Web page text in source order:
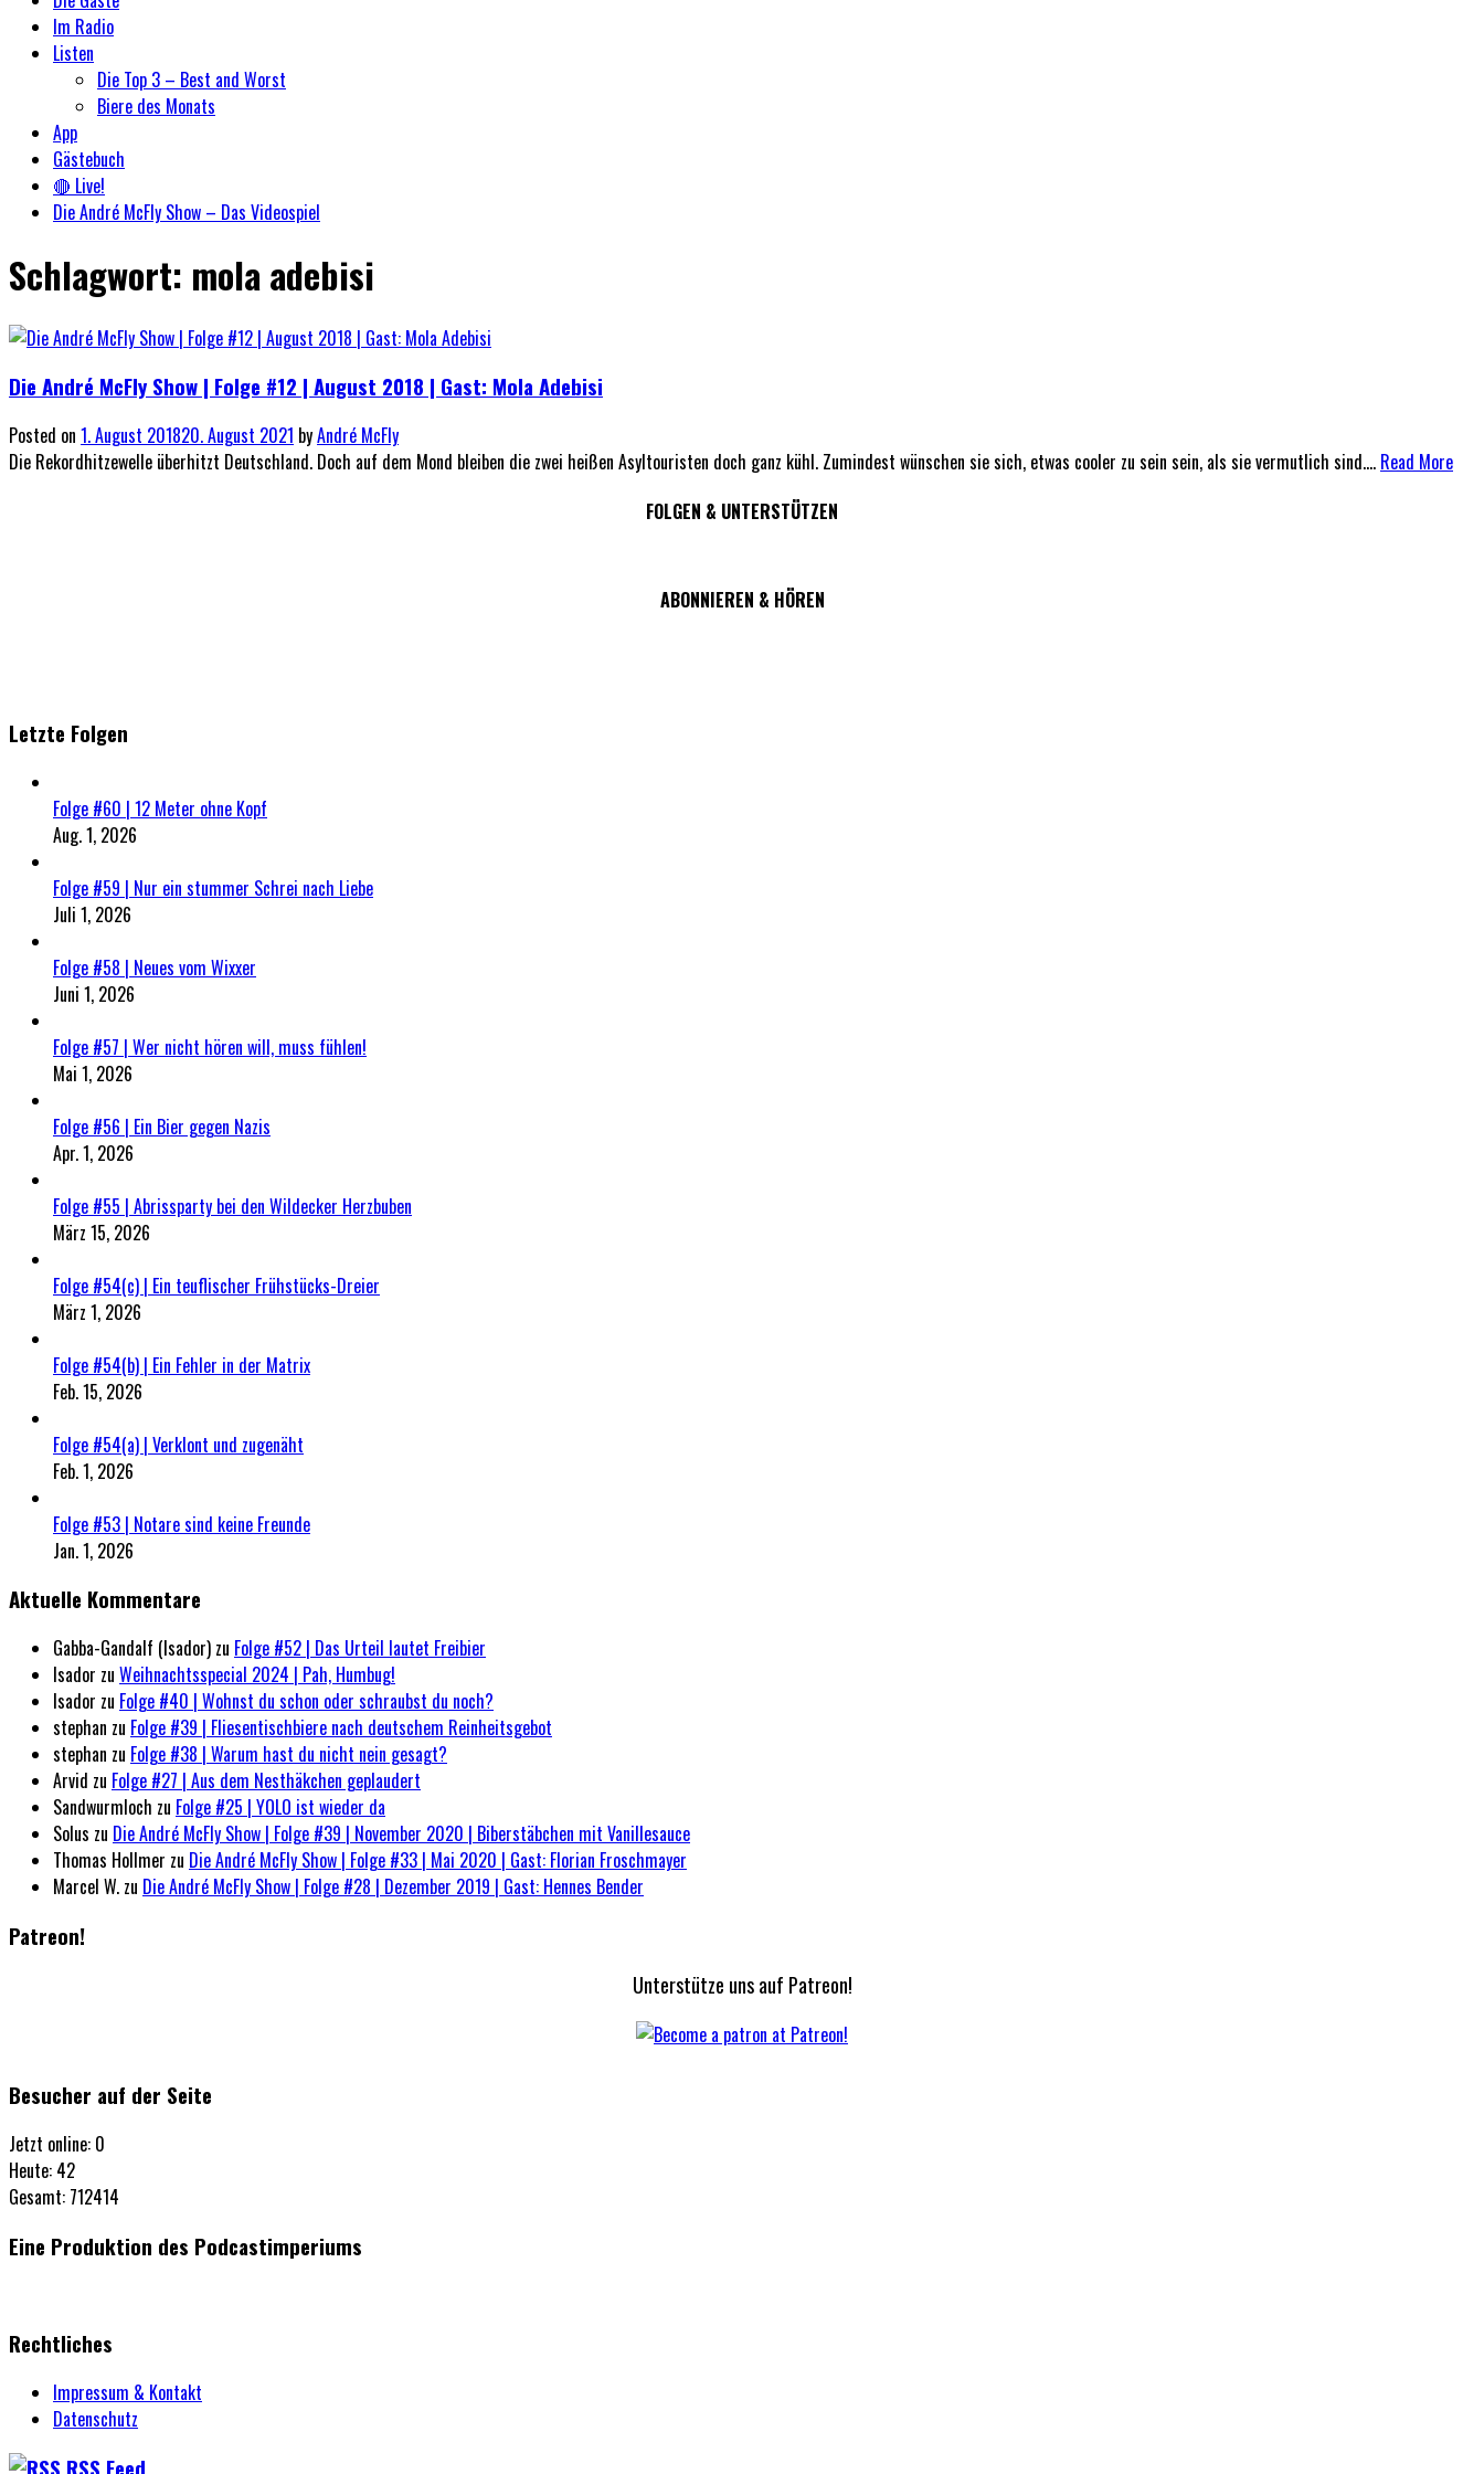
Im Radio
Listen
Die Top 3 – Best and Worst
Biere des Monats
App
Gästebuch
🔴 Live!
Die André McFly Show – Das Videospiel
Schlagwort: mola adebisi
Die André McFly Show | Folge #12 | August 2018 | Gast: Mola Adebisi
Posted on 1. August 201820. August 2021 byAndré McFly
Die Rekordhitzewelle überhitzt Deutschland. Doch auf dem Mond bleiben die zwei heißen Asyltouristen doch ganz kühl. Zumindest wünschen sie sich, etwas cooler zu sein sein, als sie vermutlich sind.... Read More
FOLGEN & UNTERSTÜTZEN
ABONNIEREN & HÖREN
Letzte Folgen
Folge #60 | 12 Meter ohne Kopf
Aug. 1, 2026
Folge #59 | Nur ein stummer Schrei nach Liebe
Juli 1, 2026
Folge #58 | Neues vom Wixxer
Juni 1, 2026
Folge #57 | Wer nicht hören will, muss fühlen!
Mai 1, 2026
Folge #56 | Ein Bier gegen Nazis
Apr. 1, 2026
Folge #55 | Abrissparty bei den Wildecker Herzbuben
März 15, 2026
Folge #54(c) | Ein teuflischer Frühstücks-Dreier
März 1, 2026
Folge #54(b) | Ein Fehler in der Matrix
Feb. 15, 2026
Folge #54(a) | Verklont und zugenäht
Feb. 1, 2026
Folge #53 | Notare sind keine Freunde
Jan. 1, 2026
Aktuelle Kommentare
Gabba-Gandalf (Isador) zu Folge #52 | Das Urteil lautet Freibier
Isador zu Weihnachtsspecial 2024 | Pah, Humbug!
Isador zu Folge #40 | Wohnst du schon oder schraubst du noch?
stephan zu Folge #39 | Fliesentischbiere nach deutschem Reinheitsgebot
stephan zu Folge #38 | Warum hast du nicht nein gesagt?
Arvid zu Folge #27 | Aus dem Nesthäkchen geplaudert
Sandwurmloch zu Folge #25 | YOLO ist wieder da
Solus zu Die André McFly Show | Folge #39 | November 2020 | Biberstäbchen mit Vanillesauce
Thomas Hollmer zu Die André McFly Show | Folge #33 | Mai 2020 | Gast: Florian Froschmayer
Marcel W. zu Die André McFly Show | Folge #28 | Dezember 2019 | Gast: Hennes Bender
Patreon!
Unterstütze uns auf Patreon!
Besucher auf der Seite
Jetzt online: 0
Heute: 42
Gesamt: 712414
Eine Produktion des Podcastimperiums
Rechtliches
Impressum & Kontakt
Datenschutz
RSS Feed